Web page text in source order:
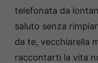
telefonata da
saluto senza
da te, vecchiarella
raccontarti la vita